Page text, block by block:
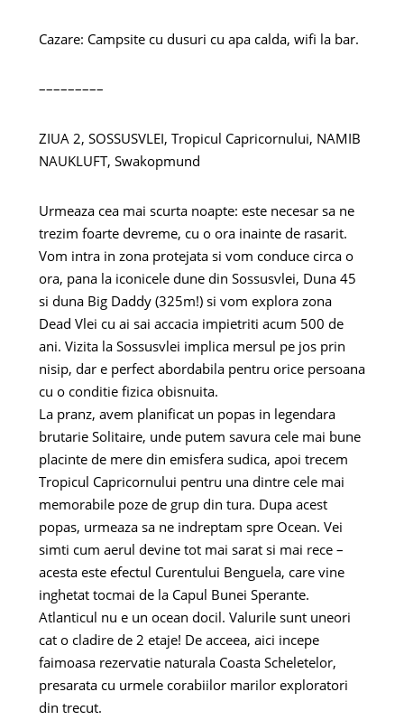
Cazare: Campsite cu dusuri cu apa calda, wifi la bar.
–––––––––
ZIUA 2, SOSSUSVLEI, Tropicul Capricornului, NAMIB
NAUKLUFT, Swakopmund
Urmeaza cea mai scurta noapte: este necesar sa ne
trezim foarte devreme, cu o ora inainte de rasarit.
Vom intra in zona protejata si vom conduce circa o
ora, pana la iconicele dune din Sossusvlei, Duna 45
si duna Big Daddy (325m!) si vom explora zona
Dead Vlei cu ai sai accacia impietriti acum 500 de
ani. Vizita la Sossusvlei implica mersul pe jos prin
nisip, dar e perfect abordabila pentru orice persoana
cu o conditie fizica obisnuita.
La pranz, avem planificat un popas in legendara
brutarie Solitaire, unde putem savura cele mai bune
placinte de mere din emisfera sudica, apoi trecem
Tropicul Capricornului pentru una dintre cele mai
memorabile poze de grup din tura. Dupa acest
popas, urmeaza sa ne indreptam spre Ocean. Vei
simti cum aerul devine tot mai sarat si mai rece –
acesta este efectul Curentului Benguela, care vine
inghetat tocmai de la Capul Bunei Sperante.
Atlanticul nu e un ocean docil. Valurile sunt uneori
cat o cladire de 2 etaje! De acceea, aici incepe
faimoasa rezervatie naturala Coasta Scheletelor,
presarata cu urmele corabiilor marilor exploratori
din trecut.